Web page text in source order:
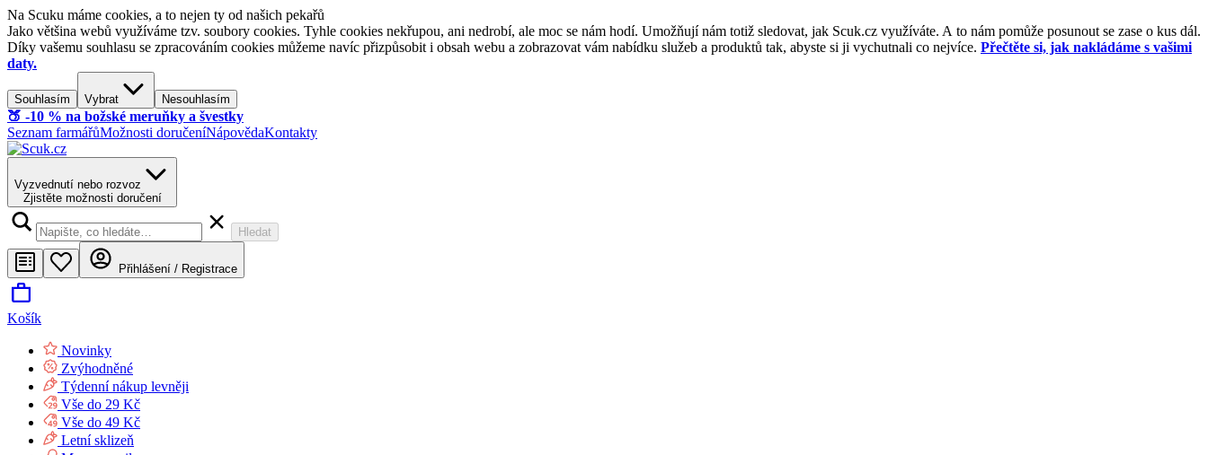
Na Scuku máme cookies, a to nejen ty od našich pekařů
Jako většina webů využíváme tzv. soubory cookies. Tyhle cookies nekřupou, ani nedrobí, ale moc se nám hodí. Umožňují nám totiž sledovat, jak Scuk.cz využíváte. A to nám pomůže posunout se zase o kus dál.
Díky vašemu souhlasu se zpracováním cookies můžeme navíc přizpůsobit i obsah webu a zobrazovat vám nabídku služeb a produktů tak, abyste si ji vychutnali co nejvíce. Přečtěte si, jak nakládáme s vašimi
daty.
Souhlasím Vybrat Nesouhlasím
🍑​ -10 % na božské meruňky a švestky
Seznam farmářůMožnosti doručeníNápovědaKontakty
Vyzvednutí nebo rozvoz
Zjistěte možnosti doručení
Hledat
Přihlášení / Registrace
Košík
Novinky
Zvýhodněné
Týdenní nákup levněji
Vše do 29 Kč
Vše do 49 Kč
Letní sklizeň